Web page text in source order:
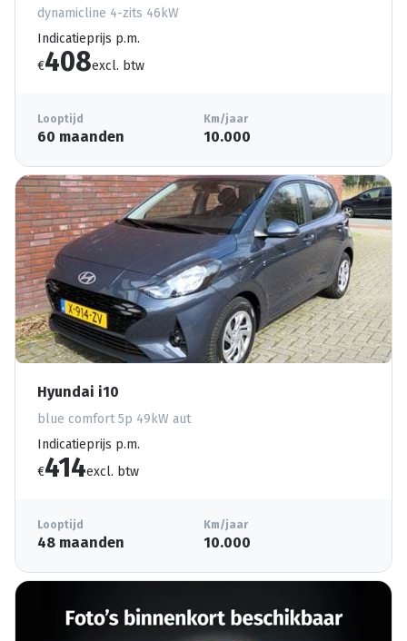
dynamicline 4-zits 46kW
Indicatieprijs p.m.
€408excl. btw
Looptijd
60 maanden
Km/jaar
10.000
Hyundai i10
blue comfort 5p 49kW aut
Indicatieprijs p.m.
€414excl. btw
Looptijd
48 maanden
Km/jaar
10.000